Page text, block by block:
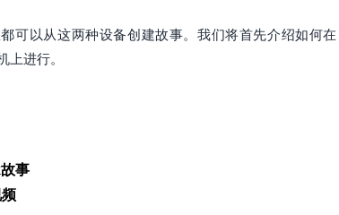
可以从这两种设备创建故事。我们将首先介绍如何在
进行。
事